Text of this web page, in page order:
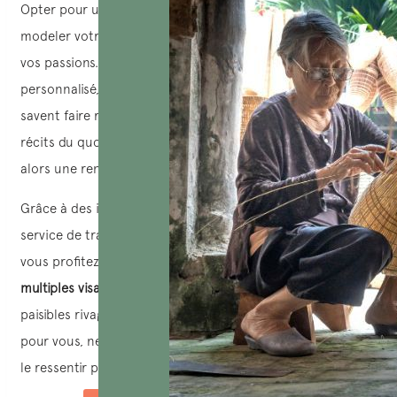
Opter pour un
voyage sur mesure au Vietnampermet de
modeler votre aventure selon vos envies, votre rythme et
vos passions. Vous bénéficiez d’un accompagnement
personnalisé, avec des
guides locaux expérimentésqui
savent faire revivre les légendes impériales comme les
récits du quotidien des artisans. Chaque étape devient
alors une rencontre, chaque visite une immersion.
Grâce à des itinéraires pensés dans le moindre détail, un
service de transport privé et une grande flexibilité horaire,
vous profitez d’un
voyage fluide et cohérent à travers les
multiples visages du Vietnam– des villes vibrantes aux
paisibles rivages du Mékong. Un tel voyage, conçu rien que
pour vous, ne se limite pas à découvrir un pays : il s’agit de
le ressentir pleinement.